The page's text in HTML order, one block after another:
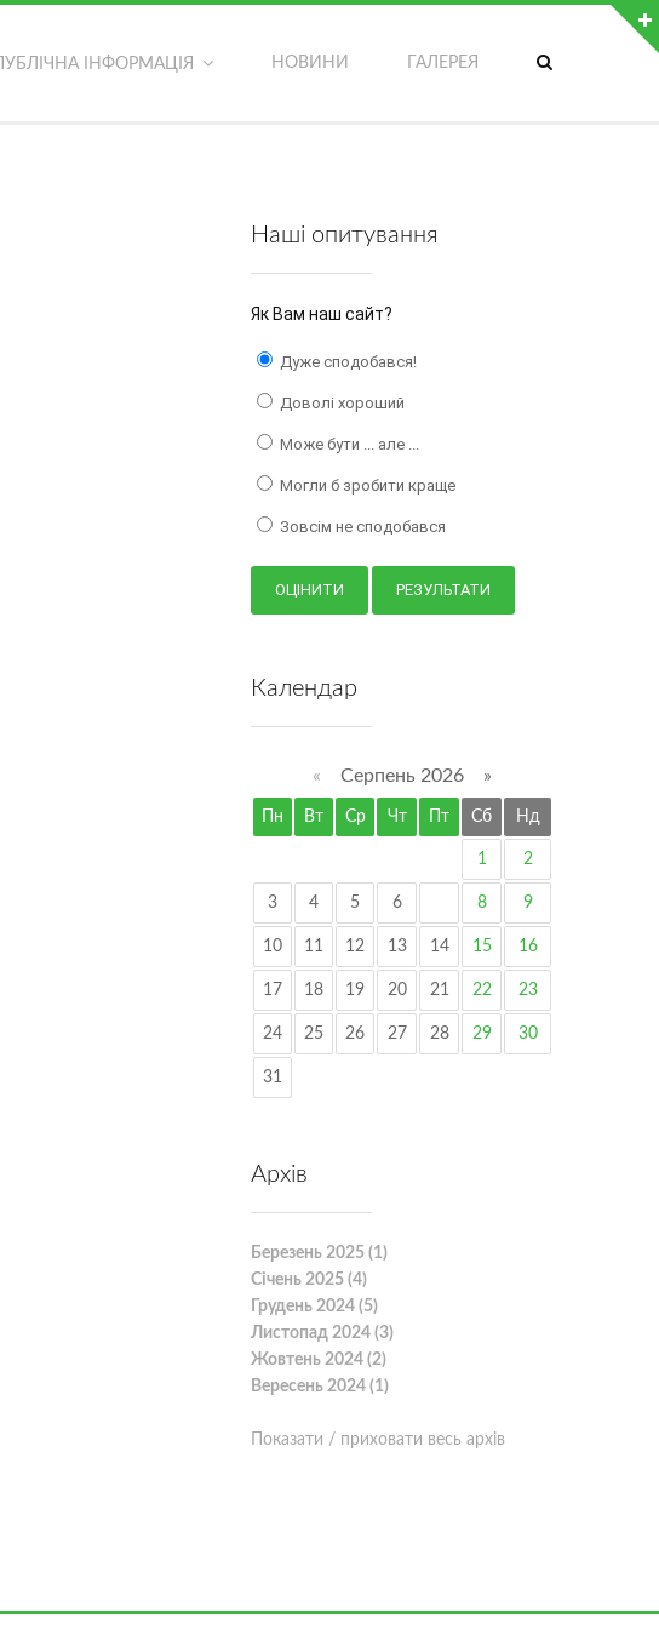
Обрати мову сторінки
Написати адміністратору сайту
ПУБЛІЧНА ІНФОРМАЦІЯ НОВИНИ ГАЛЕРЕЯ
Наші опитування
Як Вам наш сайт?
Дуже сподобався!
Доволі хороший
Може бути ... але ...
Могли б зробити краще
Зовсім не сподобався
Календар
« Серпень 2026 »
Пн Вт Ср Чт Пт Сб Нд
1 2
3 4 5 6 8 9
10 11 12 13 14 15 16
17 18 19 20 21 22 23
24 25 26 27 28 29 30
31
Архів
Березень 2025 (1)
Січень 2025 (4)
Грудень 2024 (5)
Листопад 2024 (3)
Жовтень 2024 (2)
Вересень 2024 (1)
Показати / приховати весь архів